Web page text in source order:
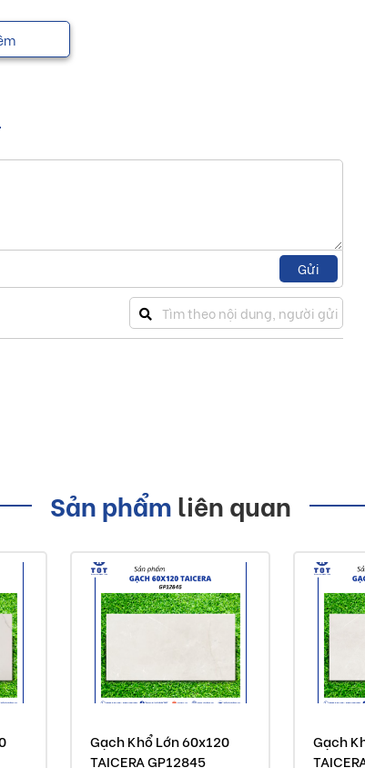
Gửi
Sản phẩm liên quan
Gạch Khổ Lớn 60x120
TAICERA GP12845
Gạch